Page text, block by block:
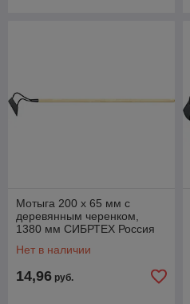
Мотыга 200 х 65 мм с
деревянным черенком,
1380 мм СИБРТЕХ Россия
Нет в наличии
14,96 руб.